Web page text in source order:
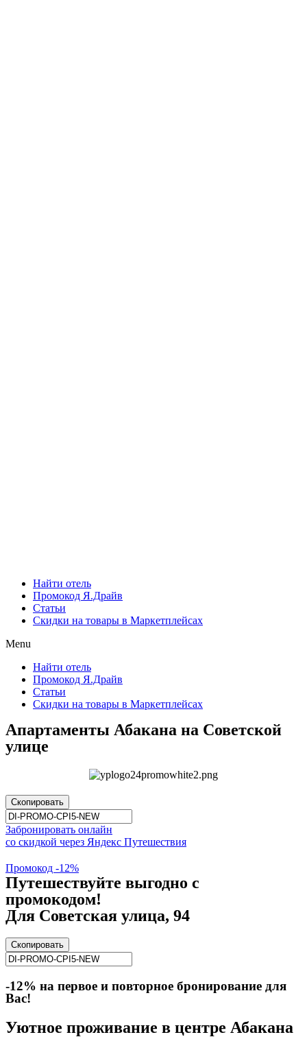
Найти отель
Промокод Я.Драйв
Статьи
Скидки на товары в Маркетплейсах
Menu
Найти отель
Промокод Я.Драйв
Статьи
Скидки на товары в Маркетплейсах
Апартаменты Абакана на Советской
улице
Скопировать
Забронировать онлайн
со скидкой через Яндекс Путешествия
Промокод -12%
Путешествуйте выгодно с
промокодом!
Для Советская улица, 94
Скопировать
-12% на первое и повторное бронирование для
Вас!
Уютное проживание в центре Абакана